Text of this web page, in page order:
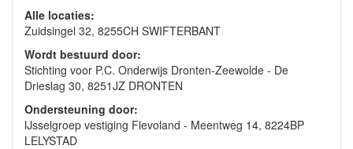
Alle locaties:
Zuidsingel 32, 8255CH SWIFTERBANT
Wordt bestuurd door:
Stichting voor P.C. Onderwijs Dronten-Zeewolde - De
Drieslag 30, 8251JZ DRONTEN
Ondersteuning door:
IJsselgroep vestiging Flevoland - Meentweg 14, 8224BP
LELYSTAD